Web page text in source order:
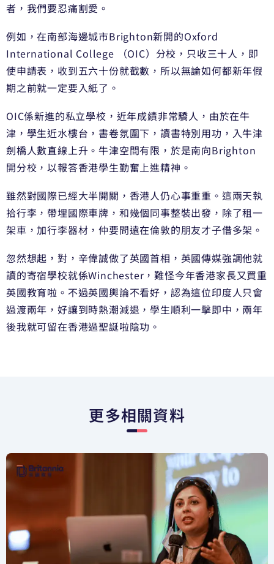
者，我們要忍痛割愛。
例如，在南部海邊城市Brighton新開的Oxford
International College （OIC）分校，只收三十人，即
使申請表，收到五六十份就截數，所以無論如何都新年假
期之前就一定要入紙了。
OIC係新進的私立學校，近年成績非常驕人，由於在牛
津，學生近水樓台，書卷氛圍下，讀書特別用功，入牛津
劍橋人數直線上升。牛津空間有限，於是南向Brighton
開分校，以報答香港學生勤奮上進精神。
雖然對國際已經大半開關，香港人仍心事重重。這兩天執
拾行李，帶埋國際車牌，和幾個同事整裝出發，除了租一
架車，加行李器材，仲要問遠在倫敦的朋友才子借多架。
忽然想起，對，辛偉誠做了英國首相，英國傳媒強調他就
讀的寄宿學校就係Winchester，難怪今年香港家長又買重
英國教育啦。不過英國輿論不看好，認為這位印度人只會
過渡兩年，好讓到時熱潮減退，學生順利一擊即中，兩年
後我就可留在香港過聖誕啦陰功。
更多相關資料